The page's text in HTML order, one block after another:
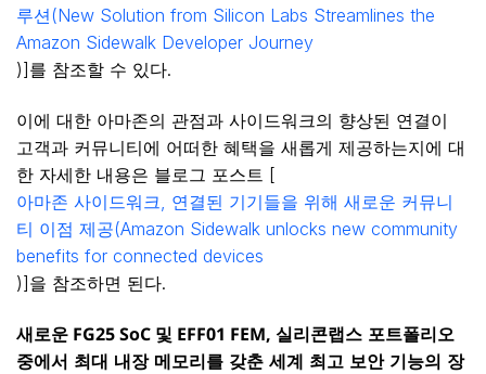
루션(New Solution from Silicon Labs Streamlines the
Amazon Sidewalk Developer Journey
)]를 참조할 수 있다.
이에 대한 아마존의 관점과 사이드워크의 향상된 연결이
고객과 커뮤니티에 어떠한 혜택을 새롭게 제공하는지에 대
한 자세한 내용은 블로그 포스트 [
아마존 사이드워크, 연결된 기기들을 위해 새로운 커뮤니
티 이점 제공(Amazon Sidewalk unlocks new community
benefits for connected devices
)]을 참조하면 된다.
새로운 FG25 SoC 및 EFF01 FEM, 실리콘랩스 포트폴리오
중에서 최대 내장 메모리를 갖춘 세계 최고 보안 기능의 장